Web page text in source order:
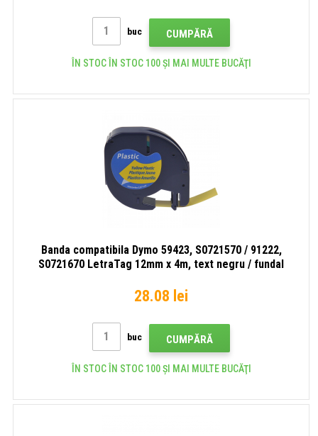
buc CUMPĂRĂ
ÎN STOC ÎN STOC 100 ȘI MAI MULTE BUCĂŢI
Banda compatibila Dymo 59423, S0721570 / 91222,
S0721670 LetraTag 12mm x 4m, text negru / fundal
28.08 lei
buc CUMPĂRĂ
ÎN STOC ÎN STOC 100 ȘI MAI MULTE BUCĂŢI